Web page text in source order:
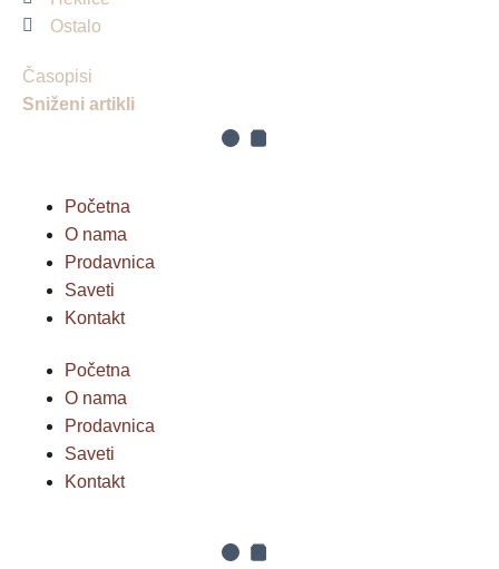
Ostalo
Časopisi
Sniženi artikli
Početna
O nama
Prodavnica
Saveti
Kontakt
Početna
O nama
Prodavnica
Saveti
Kontakt